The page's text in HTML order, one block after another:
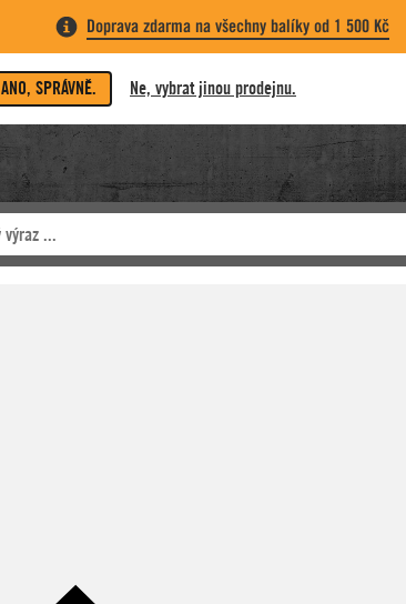
Doprava zdarma na všechny balíky od 1 500 Kč
ANO, SPRÁVNĚ. Ne, vybrat jinou prodejnu.